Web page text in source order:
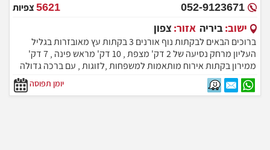
052-9123671
5621צפיות
ישוב:ביריה אזור:צפון
ברוכים הבאים לבקתות נוף אורנים 3 בקתות עץ מאובזרות בגליל
העליון מרחק נסיעה של 2 דק' מצפת , 10 דק' מראש פינה , 7 דק'
ממירון בקתות אירוח מותאמות למשפחות ,לזוגות , עם ברכה גדולה
מפנקת
יומן תפוסה